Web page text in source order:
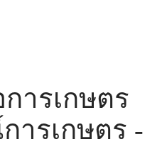
ารเกษตร
ารเกษตร -